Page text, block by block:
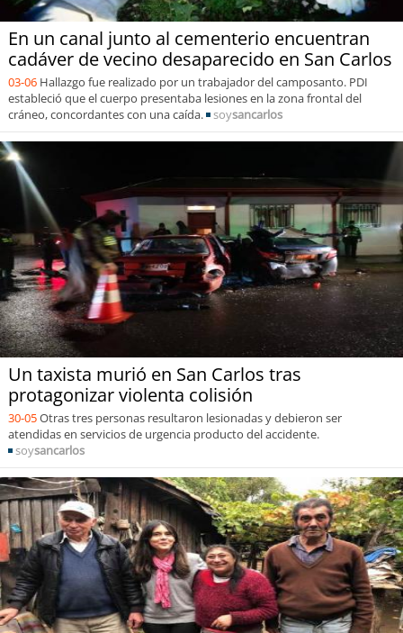
En un canal junto al cementerio encuentran
cadáver de vecino desaparecido en San Carlos
03-06 Hallazgo fue realizado por un trabajador del camposanto. PDI
estableció que el cuerpo presentaba lesiones en la zona frontal del
cráneo, concordantes con una caída.
soysancarlos
Un taxista murió en San Carlos tras
protagonizar violenta colisión
30-05Otras tres personas resultaron lesionadas y debieron ser
atendidas en servicios de urgencia producto del accidente.
soysancarlos